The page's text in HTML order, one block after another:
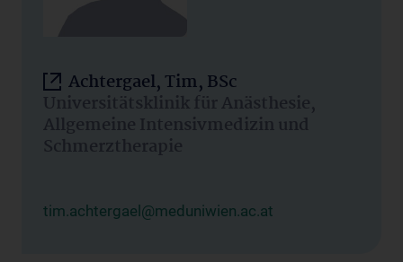
Achtergael, Tim, BSc
Universitätsklinik für Anästhesie,
Allgemeine Intensivmedizin und
Schmerztherapie
tim.achtergael@meduniwien.ac.at